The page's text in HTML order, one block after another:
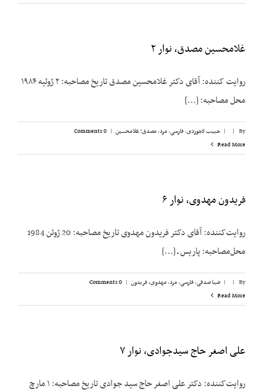
غلامحسین مصدق، نوار ۲
روایت کننده: آقای دکتر غلامحسین مصدق تاریخ مصاحبه: ۲ ژوئیه ۱۹۸۴
محل مصاحبه: [...]
By
|
| حبیب لاجوردی,فارسی,مرد,مصدق؛ غلامحسین |
0 Comments
Read More
فریدون مهدوی، نوار ۶
روایت‌کننده: آقای دکتر فریدون مهدوی تاریخ مصاحبه: 20 ژوئن 1984
محل‌مصاحبه: پاریس ـ [...]
By
|
| ضیا صدقی,فارسی,مرد,مهدوی، فریدون |
0 Comments
Read More
علی اصغر حاج سیدجوادی، نوار ۷
روایت‌کننده: دکتر علی اصغر حاج سید جوادی تاریخ مصاحبه: ۱ مارچ